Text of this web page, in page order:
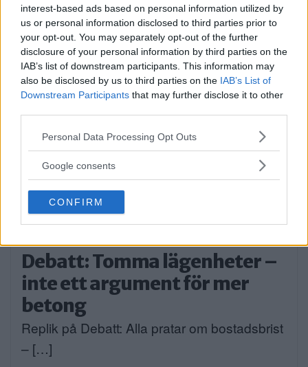
interest-based ads based on personal information utilized by
us or personal information disclosed to third parties prior to
your opt-out. You may separately opt-out of the further
disclosure of your personal information by third parties on the
IAB’s list of downstream participants. This information may
also be disclosed by us to third parties on the IAB’s List of
Downstream Participants that may further disclose it to other
Please note that this website/app uses one or more Google
not limited to your visit or usage behaviour. You may click to
use your data for below specified purposes in below Google
consent section.
Personal Data Processing Opt Outs
Google consents
CONFIRM
DEBATT. Strandvägen är i dag en av
Stockholms […]
Publicerad 07:01, 31 juli 2026
Man anhållen efter våldsdåd i
villa
På torsdagsmorgonen grep polisen en man
som tagit […]
Debatt: Tomma lägenheter –
inte ett argument för mer
betong
Replik på Debatt: Alla pratar om bostadsbrist
– […]